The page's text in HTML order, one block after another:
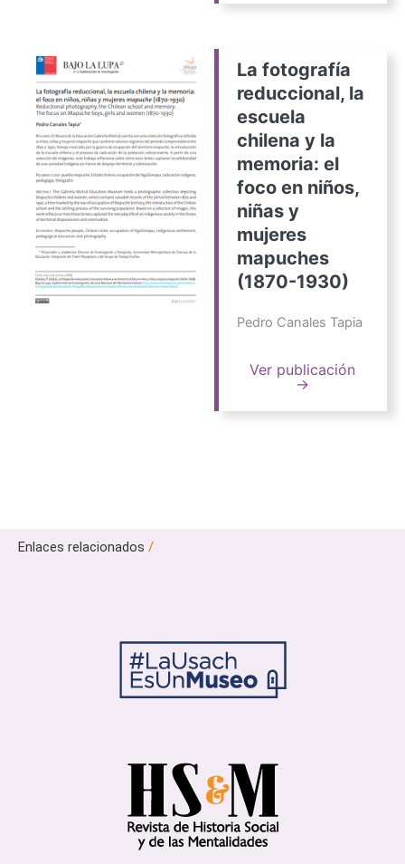
La fotografía
reduccional, la
escuela
chilena y la
memoria: el
foco en niños,
niñas y
mujeres
mapuches
(1870-1930)
Pedro Canales Tapia
Ver publicación
→
Enlaces relacionados /